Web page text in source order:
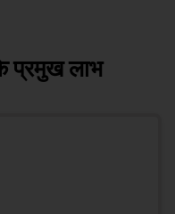
के प्रमुख लाभ